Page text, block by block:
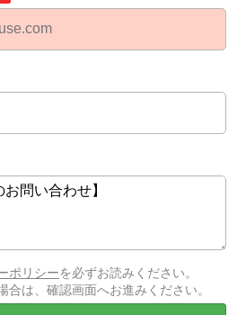
ポリシーを必ずお読みください。
合は、確認画面へお進みください。